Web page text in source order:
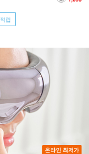
적립
온라인 최저가